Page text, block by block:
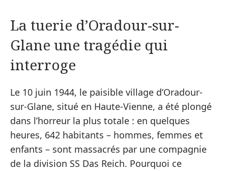
La tuerie d’Oradour-sur-
Glane une tragédie qui
interroge
Le 10 juin 1944, le paisible village d’Oradour-
sur-Glane, situé en Haute-Vienne, a été plongé
dans l’horreur la plus totale : en quelques
heures, 642 habitants – hommes, femmes et
enfants – sont massacrés par une compagnie
de la division SS Das Reich. Pourquoi ce